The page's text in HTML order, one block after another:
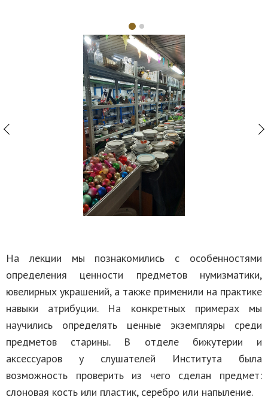
На лекции мы познакомились с особенностями
определения ценности предметов нумизматики,
ювелирных украшений, а также применили на практике
навыки атрибуции. На конкретных примерах мы
научились определять ценные экземпляры среди
предметов старины. В отделе бижутерии и
аксессуаров у слушателей Института была
возможность проверить из чего сделан предмет:
слоновая кость или пластик, серебро или напыление.